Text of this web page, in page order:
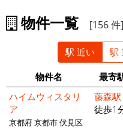
物件一覧 [156 件]
駅 近い 駅
物件名 最寄
ハイムウィスタリ
ア
京都府 京都市 伏見区
藤森駅
徒歩1